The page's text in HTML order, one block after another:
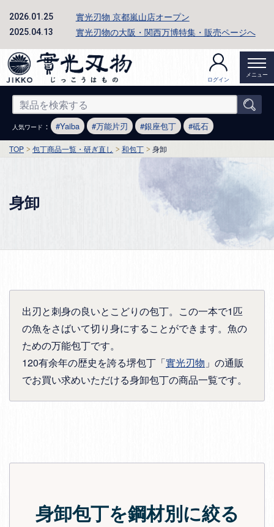
2026.01.25 實光刃物 京都嵐山店オープン
2025.04.13 實光刃物の大阪・関西万博特集・販売ページへ
ログイン
メニュー
人気ワード ： Yaiba 万能片刃 銀座包丁 砥石
TOP 包丁商品一覧・研ぎ直し 和包丁 身卸
身卸
出刃と刺身の良いとこどりの包丁。この一本で1匹
の魚をさばいて切り身にすることができます。魚の
ための万能包丁です。
120有余年の歴史を誇る堺包丁「實光刃物 」の通販
でお買い求めいただける身卸包丁の商品一覧です。
身卸包丁を鋼材別に絞る